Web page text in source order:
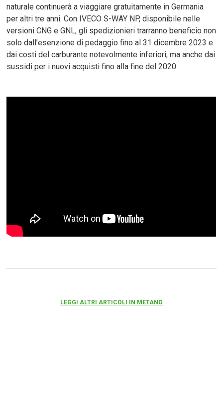
naturale continuerà a viaggiare gratuitamente in Germania
per altri tre anni. Con IVECO S-WAY NP, disponibile nelle
versioni CNG e GNL, gli spedizionieri trarranno beneficio non
solo dall’esenzione di pedaggio fino al 31 dicembre 2023 e
dai costi del carburante notevolmente inferiori, ma anche dai
sussidi per i nuovi acquisti fino alla fine del 2020.
LEGGI ALTRI ARTICOLI IN METANO